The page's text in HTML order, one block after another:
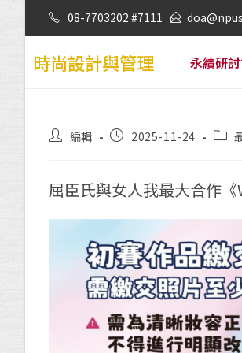
08-7703202 #7111
時尚設計與管理 永續研
編輯 2025-11-24
屈臣氏與女人我最大合作《